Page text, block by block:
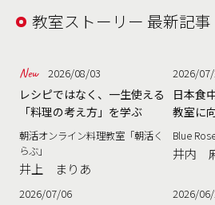
教室ストーリー 最新記事
2026/08/03
レシピではなく、一生使える
「料理の考え方」を学ぶ
朝活オンライン料理教室「朝活く
らぶ」
井上 まりあ
2026/07/
日本食
教室に
Blue
井内
2026/07/06 2026/